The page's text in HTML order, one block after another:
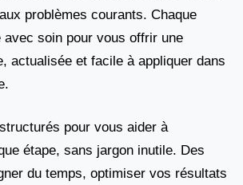
problèmes courants. Chaque
soin pour vous offrir une
actualisée et facile à appliquer dans
pour vous aider à
étape, sans jargon inutile. Des
du temps, optimiser vos résultats